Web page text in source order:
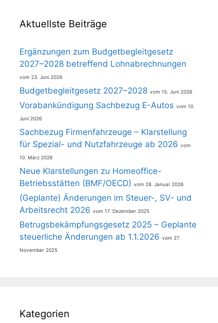
Aktuellste Beiträge
Ergänzungen zum Budgetbegleitgesetz
2027–2028 betreffend Lohnabrechnungen
23. Juni 2026
Budgetbegleitgesetz 2027–2028 15. Juni 2026
Vorabankündigung Sachbezug E-Autos 10.
Juni 2026
Sachbezug Firmenfahrzeuge – Klarstellung
für Spezial- und Nutzfahrzeuge ab 2026
10. März 2026
Neue Klarstellungen zu Homeoffice-
Betriebsstätten (BMF/OECD)
28. Januar 2026
(Geplante) Änderungen im Steuer-, SV- und
Arbeitsrecht 2026
17. Dezember 2025
Betrugsbekämpfungsgesetz 2025 – Geplante
steuerliche Änderungen ab 1.1.2026
27.
November 2025
Kategorien